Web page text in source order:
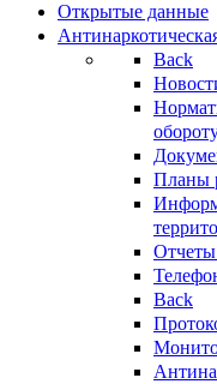
Открытые данные
Back
Планы
Back